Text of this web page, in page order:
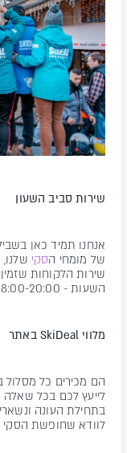
שירות סביב השעון
אנחנו תמיד כאן
של מומחי הסקי
שירות הלקוחות
השעות - 08:00-20:00 וביום ו' וערבי חג: 09:00-13:00
מלווי SkiDeal באתר
הם מכירים כל
לייעץ לכם בכל שאלה
בתחילת העונה
לוודא שחופשת